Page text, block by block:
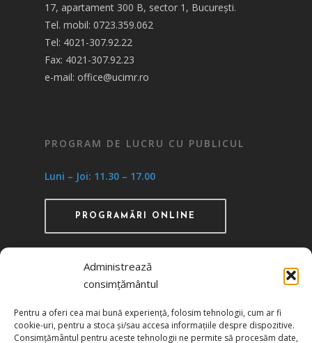
Administrează
consimțământul
Pentru a oferi cea mai bună experiență, folosim tehnologii, cum ar fi
cookie-uri, pentru a stoca și/sau accesa informațiile despre dispozitive.
Consimțământul pentru aceste tehnologii ne permite să procesăm date,
17, apartament 300 B, sector 1, București.
Tel. mobil: 0723.359.062
Tel: 4021-307.92.22
Fax: 4021-307.92.23
e-mail: office@ucimr.ro
PROGRAM DE LUCRU CU PUBLICUL
Luni – Joi: 11.30 – 17.00
PROGRAMĂRI ONLINE
prin HG 1242/29.11.2000 publicată în MO nr.
634/06.12.2000